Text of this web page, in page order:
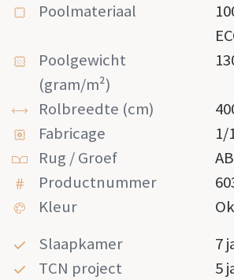
Poolmateriaal
Poolgewicht
(gram/m²)
Rolbreedte (cm)
Fabricage
1/
Rug / Groef
AB
Productnummer
Kleur
Slaapkamer
7
TCN project
5